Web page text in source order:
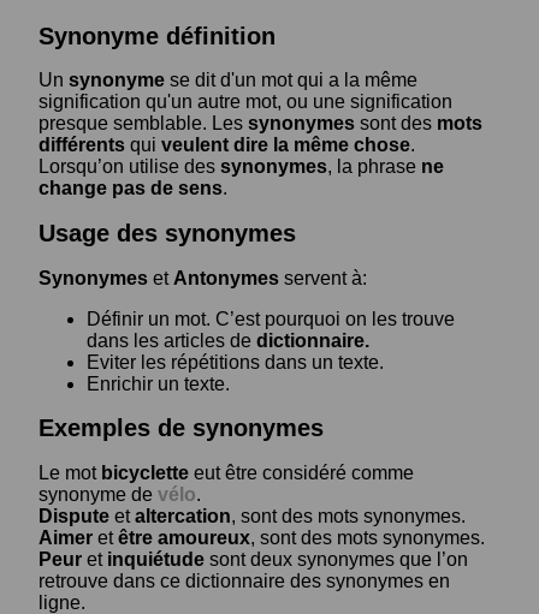
Synonyme définition
Un synonyme se dit d'un mot qui a la même
signification qu'un autre mot, ou une signification
presque semblable. Les synonymes sont des mots
différents qui veulent dire la même chose.
Lorsqu’on utilise des synonymes, la phrase ne
change pas de sens.
Usage des synonymes
Synonymes et Antonymes servent à:
Définir un mot. C’est pourquoi on les trouve
dans les articles de dictionnaire.
Eviter les répétitions dans un texte.
Enrichir un texte.
Exemples de synonymes
Le mot bicyclette eut être considéré comme
synonyme de vélo.
Dispute etaltercation, sont des mots synonymes.
Aimer etêtre amoureux, sont des mots synonymes.
Peur et inquiétude sont deux synonymes que l’on
retrouve dans ce dictionnaire des synonymes en
ligne.